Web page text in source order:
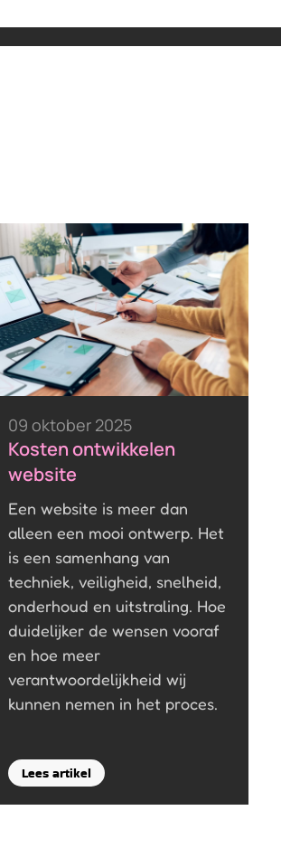
09 oktober 2025
Kosten ontwikkelen
website
Een website is meer dan
alleen een mooi ontwerp. Het
is een samenhang van
techniek, veiligheid, snelheid,
onderhoud en uitstraling. Hoe
duidelijker de wensen vooraf
en hoe meer
verantwoordelijkheid wij
kunnen nemen in het proces.
Lees artikel